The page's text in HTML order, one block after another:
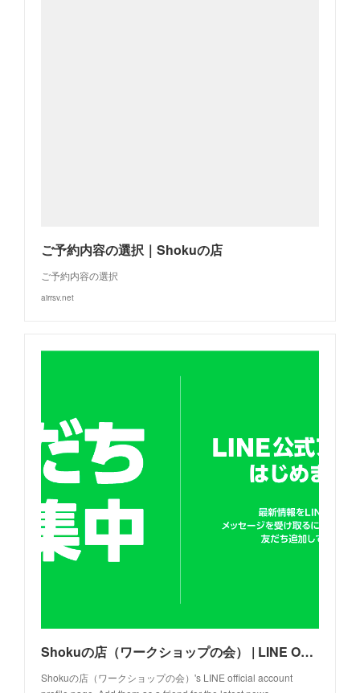
ご予約内容の選択｜Shokuの店
ご予約内容の選択
airrsv.net
Shokuの店（ワークショップの会） | LINE Official Account
Shokuの店（ワークショップの会）'s LINE official account